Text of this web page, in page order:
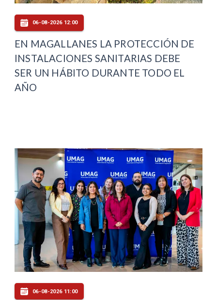
06-08-2026 12:00
EN MAGALLANES LA PROTECCIÓN DE
INSTALACIONES SANITARIAS DEBE
SER UN HÁBITO DURANTE TODO EL
AÑO
06-08-2026 11:00